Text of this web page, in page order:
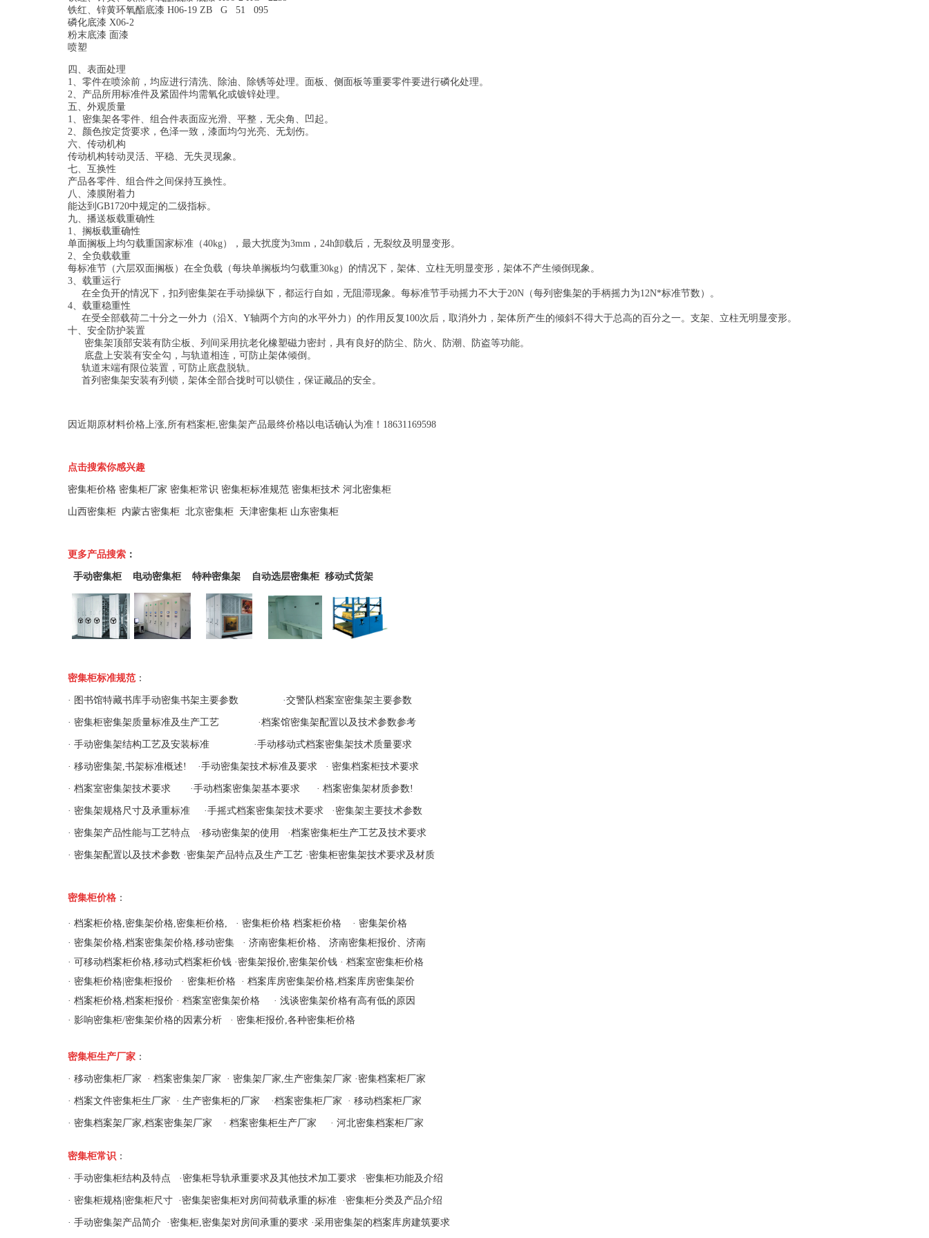
铁红、锌黄环氧酯底漆 H06-19 ZB G 51 095
磷化底漆 X06-2
粉末底漆 面漆
喷塑
四、表面处理
1、零件在喷涂前，均应进行清洗、除油、除锈等处理。面板、侧面板等重要零件要进行磷化处理。
2、产品所用标准件及紧固件均需氧化或镀锌处理。
五、外观质量
1、密集架各零件、组合件表面应光滑、平整，无尖角、凹起。
2、颜色按定货要求，色泽一致，漆面均匀光亮、无划伤。
六、传动机构
传动机构转动灵活、平稳、无失灵现象。
七、互换性
产品各零件、组合件之间保持互换性。
八、漆膜附着力
能达到GB1720中规定的二级指标。
九、播送板载重确性
1、搁板载重确性
单面搁板上均匀载重国家标准（40kg），最大扰度为3mm，24h卸载后，无裂纹及明显变形。
2、全负载载重
每标准节（六层双面搁板）在全负载（每块单搁板均匀载重30kg）的情况下，架体、立柱无明显变形，架体不产生倾倒现象。
3、载重运行
在全负开的情况下，扣列密集架在手动操纵下，都运行自如，无阻滞现象。每标准节手动摇力不大于20N（每列密集架的手柄摇力为12N*标准节数）。
4、载重稳重性
在受全部载荷二十分之一外力（沿X、Y轴两个方向的水平外力）的作用反复100次后，取消外力，架体所产生的倾斜不得大于总高的百分之一。支架、立柱无明显变形。
十、安全防护装置
密集架顶部安装有防尘板、列间采用抗老化橡塑磁力密封，具有良好的防尘、防火、防潮、防盗等功能。
底盘上安装有安全勾，与轨道相连，可防止架体倾倒。
轨道末端有限位装置，可防止底盘脱轨。
首列密集架安装有列锁，架体全部合拢时可以锁住，保证藏品的安全。
因近期原材料价格上涨,所有档案柜,密集架产品最终价格以电话确认为准！18631169598
点击搜索你感兴趣
密集柜价格 密集柜厂家 密集柜常识 密集柜标准规范 密集柜技术 河北密集柜
山西密集柜 内蒙古密集柜 北京密集柜 天津密集柜 山东密集柜
更多产品搜索 ：
手动密集柜 电动密集柜 特种密集架 自动选层密集柜 移动式货架
密集柜标准规范 ：
· 图书馆特藏书库手动密集书架主要参数 ·交警队档案室密集架主要参数
· 密集柜密集架质量标准及生产工艺 ·档案馆密集架配置以及技术参数参考
· 手动密集架结构工艺及安装标准 ·手动移动式档案密集架技术质量要求
· 移动密集架,书架标准概述! ·手动密集架技术标准及要求 · 密集档案柜技术要求
· 档案室密集架技术要求 ·手动档案密集架基本要求 · 档案密集架材质参数!
· 密集架规格尺寸及承重标准 ·手摇式档案密集架技术要求 · 密集架主要技术参数
· 密集架产品性能与工艺特点 ·移动密集架的使用 ·档案密集柜生产工艺及技术要求
· 密集架配置以及技术参数 · 密集架产品特点及生产工艺 · 密集柜密集架技术要求及材质
密集柜价格 ：
· 档案柜价格,密集架价格,密集柜价格, · 密集柜价格 档案柜价格 · 密集架价格
· 密集架价格,档案密集架价格,移动密集 · 济南密集柜价格、 济南密集柜报价、济南
· 可移动档案柜价格,移动式档案柜价钱 · 密集架报价,密集架价钱 · 档案室密集柜价格
· 密集柜价格|密集柜报价 · 密集柜价格 · 档案库房密集架价格,档案库房密集架价
· 档案柜价格,档案柜报价 · 档案室密集架价格 · 浅谈密集架价格有高有低的原因
· 影响密集柜/密集架价格的因素分析 · 密集柜报价,各种密集柜价格
密集柜生产厂家 ：
· 移动密集柜厂家 · 档案密集架厂家 · 密集架厂家,生产密集架厂家 · 密集档案柜厂家
· 档案文件密集柜生厂家 · 生产密集柜的厂家 ·档案密集柜厂家 · 移动档案柜厂家
· 密集档案架厂家,档案密集架厂家 · 档案密集柜生产厂家 · 河北密集档案柜厂家
密集柜常识 ：
· 手动密集柜结构及特点 · 密集柜导轨承重要求及其他技术加工要求 · 密集柜功能及介绍
· 密集柜规格|密集柜尺寸 · 密集架密集柜对房间荷载承重的标准 · 密集柜分类及产品介绍
· 手动密集架产品简介 · 密集柜,密集架对房间承重的要求 ·采用密集架的档案库房建筑要求